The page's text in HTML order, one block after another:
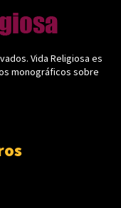
Vida Religiosa es
monográficos sobre